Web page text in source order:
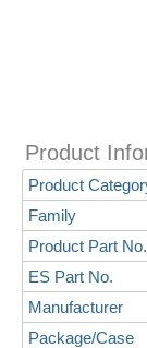
Product
Product
Family
Product Part No.
ES Part No.
Manufacturer
Package/Case